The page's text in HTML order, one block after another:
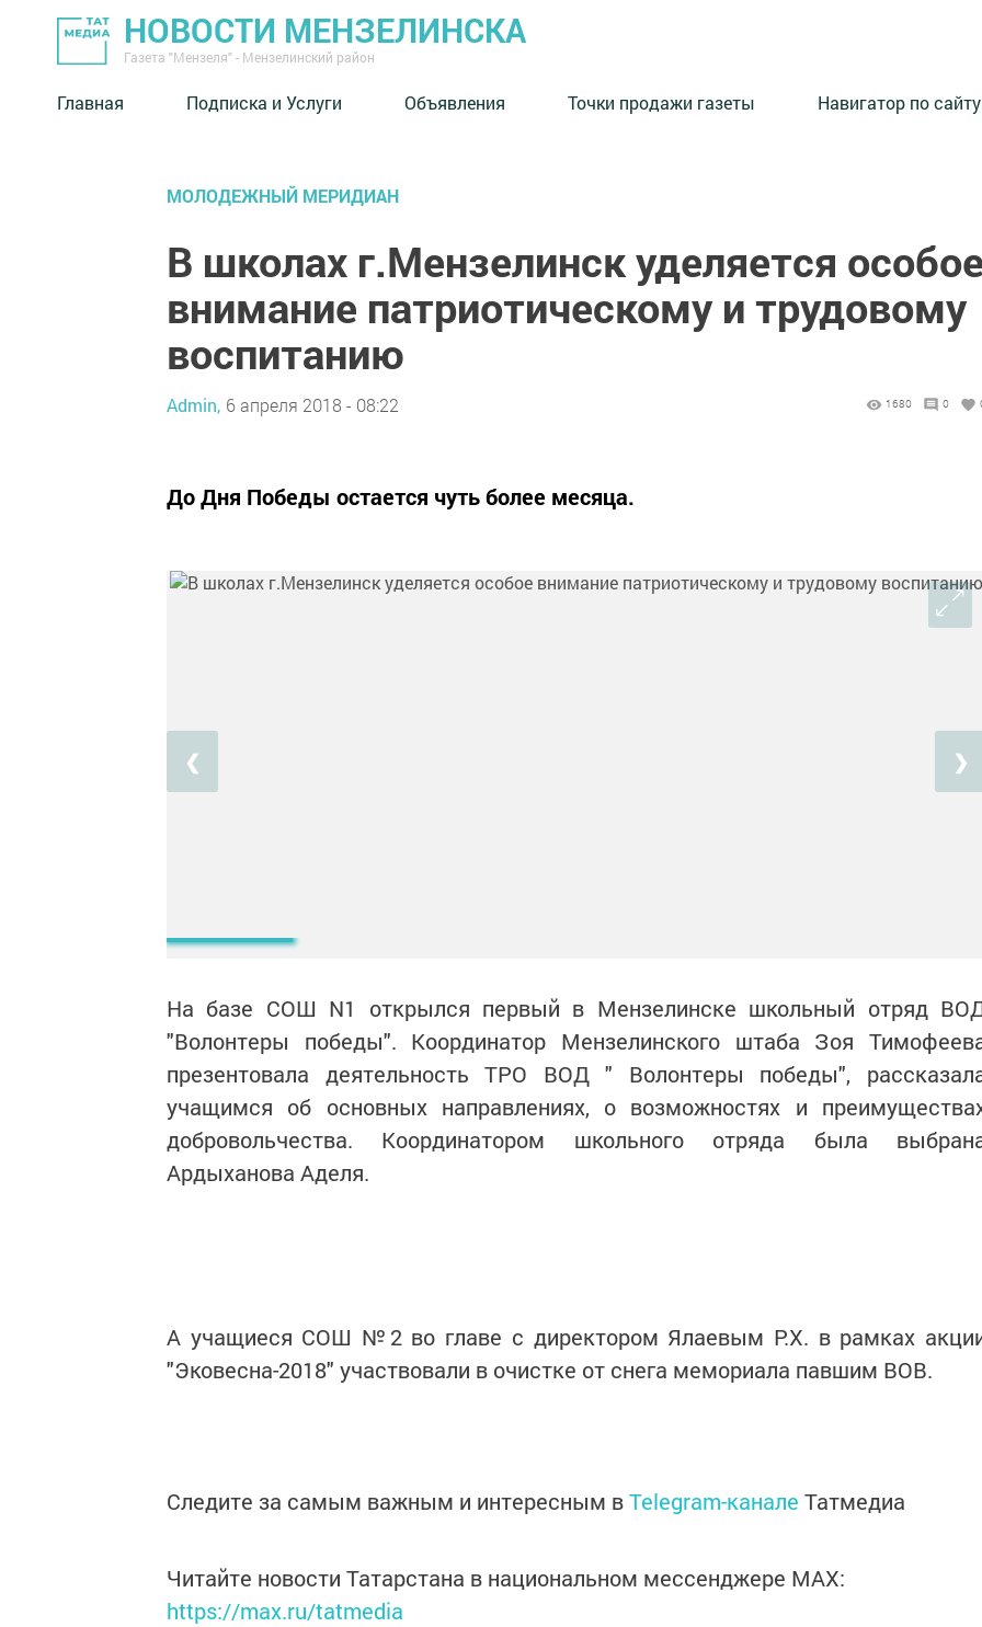
НОВОСТИ МЕНЗЕЛИНСКА
Газета "Мензеля" - Мензелинский район
Главная Подписка и Услуги Объявления Точки продажи газеты Навигатор по сайту
МОЛОДЕЖНЫЙ МЕРИДИАН
В школах г.Мензелинск уделяется
внимание патриотическому и трудовому
воспитанию
Admin, 6 апреля 2018 - 08:22 1680 0
До Дня Победы остается чуть более месяца.
❮ ❯
На базе СОШ N1 открылся первый в Мензелинске школьный отряд
"Волонтеры победы". Координатор Мензелинского штаба Зоя
презентовала деятельность ТРО ВОД " Волонтеры победы",
учащимся об основных направлениях, о возможностях и
добровольчества. Координатором школьного отряда была
Ардыханова Аделя.
А учащиеся СОШ №2 во главе с директором Ялаевым Р.Х. в рамках
"Эковесна-2018" участвовали в очистке от снега мемориала павшим ВОВ.
Следите за самым важным и интересным вTelegram-канале Татмедиа
Читайте новости Татарстана в национальном мессенджере MАХ:
https://max.ru/tatmedia